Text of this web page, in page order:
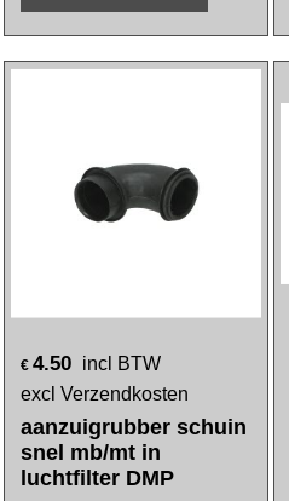
€ 4.50 incl BTW
excl Verzendkosten
aanzuigrubber schuin
snel mb/mt in
luchtfilter DMP